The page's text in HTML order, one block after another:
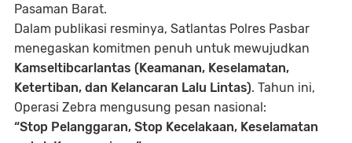
Pasaman Barat.
Dalam publikasi resminya, Satlantas Polres Pasbar
menegaskan komitmen penuh untuk mewujudkan
Kamseltibcarlantas (Keamanan, Keselamatan,
Ketertiban, dan Kelancaran Lalu Lintas). Tahun ini,
Operasi Zebra mengusung pesan nasional:
“Stop Pelanggaran, Stop Kecelakaan, Keselamatan